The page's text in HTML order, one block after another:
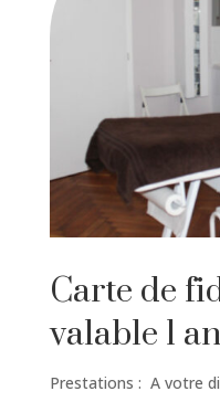
Carte de
valable 1 an
Prestations : A votre